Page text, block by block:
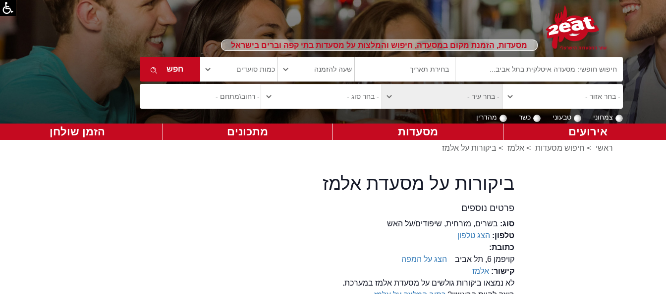
מסעדות, הזמנת מקום במסעדה, חיפוש והמלצות על מסעדות בתי קפה וברים בישראל
צמחוני טבעוני כשר מהדרין
אירועים מסעדות מתכונים הזמן שולחן
ראשי > חיפוש מסעדות > אלמז > ביקורות על אלמז
ביקורות על מסעדת אלמז
פרטים נוספים
סוג: בשרים, מזרחית, שיפודים/על האש
טלפון: הצג טלפון
כתובת:
קויפמן 6, תל אביב
הצג על המפה
קישור:אלמז
לא נמצאו ביקורות גולשים על מסעדת אלמז במערכת.